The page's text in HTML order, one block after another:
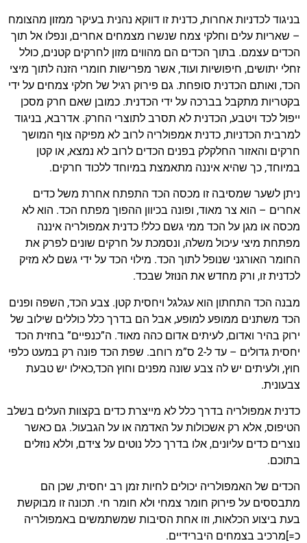
בניגוד לכדניות אחרות, כדנית זו דווקא נהנית בעיקר ממזון מהצומח
– שאריות עלים וחלקי צמח שנשרו מצמחים אחרים, ונפלו אל תוך
הכדים עצמם. בתוך הכדים הם מהווים מזון לחרקים קטנים, כולל
זחלי יתושים, חיפושיות ועוד, אשר מפרישות חומרי הזנה לתוך מיצי
הכד, ואותם הכדנית סופחת. גם פירוק רגיל של חלקי צמחים על ידי
בקטריות מתקבל בברכה על ידי הכדנית. כמובן שאם חרק מסכן
ייפול לכד ויטבע, הכדנית לא תסרב לתוצרי החרק. אדרבא, בניגוד
למרבית הכדניות, כדנית אמפולריה לרוב לא מפיקה צוף המושך
חרקים והאזור החלקלק בפנים הכדים לרוב לא נמצא, או קטן
במיוחד, כך שהיא איננה מתאמצת במיוחד ללכוד חרקים.
ניתן לשער שמסיבה זו מכסה הכד התפתח אחרת משל כדים
אחרים – הוא צר מאוד, ופונה בכיוון ההפוך מפתח הכד. הוא לא
מכסה או מגן על הכד ממי גשם כלל! כדנית אמפולריה איננה
מפתחת מיצי עיכול משלה, ונסמכת על חרקים שונים לפרק את
החומר האורגני שנופל לתוך הכד. מילוי הכד על ידי גשם לא מזיק
לכדנית זו, ורק מחדש את הנוזל שבכד.
מבנה הכד התחתון הוא עגלגל ויחסית קטן. צבע הכד, השפה ופנים
הכד משתנים ממופע למופע, אבל הם בדרך כלל כוללים שילוב של
ירוק בהיר ואדום, לעיתים אדום כהה מאוד. ה”כנפיים” בחזית הכד
יחסית גדולים – עד ל-2 ס”מ רוחב. שפת הכד פונה רק במעט כלפי
חוץ, ולעיתים יש לה צבע שונה מפנים וחוץ הכד,כאילו יש טבעת
צבעונית.
כדנית אמפולריה בדרך כלל לא מייצרת כדים בקצוות העלים בשלב
הטיפוס, אלא רק אשכולות על האדמה או על הגבעול. גם כאשר
נוצרים כדים עליונים, אלו בדרך כלל נוטים על צידם, וללא נוזלים
בתוכם.
הכדים של האמפולריה יכולים לחיות זמן רב יחסית, שכן הם
מתבססים על פירוק חומר צמחי ולא חומר חי. תכונה זו מבוקשת
בעת ביצוע הכלאות, וזו אחת הסיבות שמשתמשים באמפולריה
כ=]מרכיב בצמחים היברידיים.